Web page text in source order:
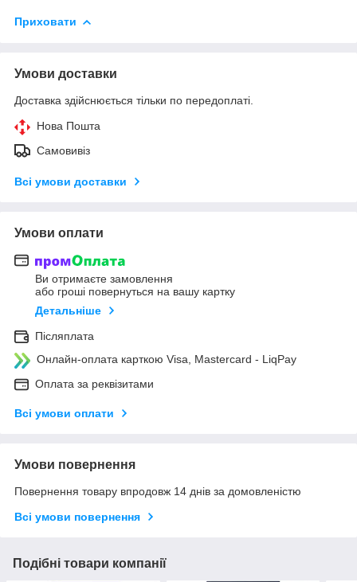
Приховати
Умови доставки
Доставка здійснюється тільки по передоплаті.
Нова Пошта
Самовивіз
Всі умови доставки
Умови оплати
Ви отримаєте замовлення
або гроші повернуться на вашу картку
Детальніше
Післяплата
Онлайн-оплата карткою Visa, Mastercard - LiqPay
Оплата за реквізитами
Всі умови оплати
Умови повернення
Повернення товару впродовж 14 днів за домовленістю
Всі умови повернення
Подібні товари компанії